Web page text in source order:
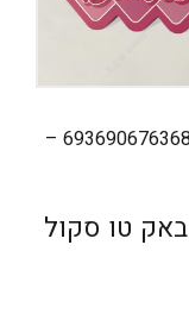
6936906763685 –